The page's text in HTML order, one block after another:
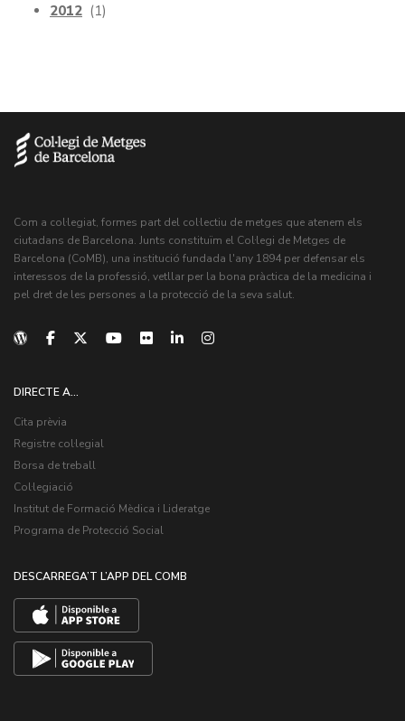
2012 (1)
Com a col·legiat, formes part del col·lectiu de metges que atenem els
ciutadans de Barcelona. Junts constituïm el Col·legi de Metges de
Barcelona (CoMB), una institució fundada l'any 1894 per defensar els
interessos de la professió, vetllar per la bona pràctica de la medicina i
pel dret de les persones a la protecció de la seva salut.
DIRECTE A...
Cita prèvia
Registre col·legial
Borsa de treball
Col·legiació
Institut de Formació Mèdica i Lideratge
Programa de Protecció Social
DESCARREGA’T L’APP DEL COMB